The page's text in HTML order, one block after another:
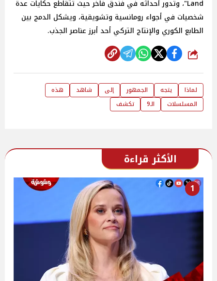
Land"، وتدور أحداثه في فندق فاخر حيث تتقاطع حكايات عدة
شخصيات في أجواء رومانسية وتشويقية، ويشكل الدمج بين
الطابع الكوري والإنتاج التركي أحد أبرز عناصر الجذب.
شارك
لماذا يتجه الجمهور إلى شاهد
هذه
المسلسلات
الـ9 تكشف
الأكثر قراءة
1